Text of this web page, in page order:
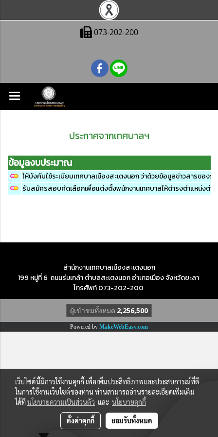
073-202-200
ประกาศจากเทศบาลฯ
ข้อมูลงบประมาณ
ให้บังคับใช้ระเบียบเทศบาลเมืองสะเตงนอก ว่าด้วยข้อมูลข่าวสารขอ
รับสมัครสอบคัดเลือกเพื่อแต่งตั้งพนักงานเทศบาลให้ดำรงตำแหน่งต่าง
สำนักงานเทศบาลเมืองสะเตงนอก
199 หมู่ที่ 6 ถนนร่มเกล้า ตำบลสะเตงนอก อำเภอเมือง จังหวัดยะลา
โทรศัพท์ 073-202-200
ผู้เข้าชมทั้งหมด 2,256,500
Powered by MakeWebEasy.com
เว็บไซต์นี้มีการใช้งานคุกกี้ เพื่อเพิ่มประสิทธิภาพและประสบการณ์ที่ดี
ในการใช้งานเว็บไซต์ของท่าน ท่านสามารถอ่านรายละเอียดเพิ่มเติม
ได้ที่นโยบายความเป็นส่วนตัว และ นโยบายคุกกี้
ตั้งค่าคุกกี้ ยอมรับทั้งหมด